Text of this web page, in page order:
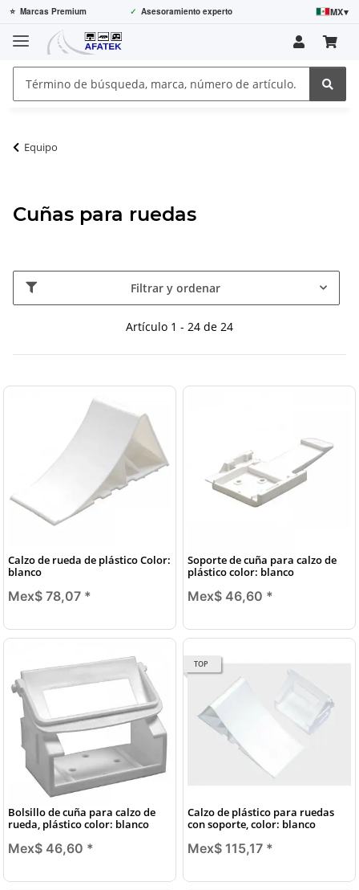
⭐ Marcas Premium ✓ Asesoramiento experto MX▾
Equipo
Cuñas para ruedas
Filtrar y ordenar
Artículo 1 - 24 de 24
Calzo de rueda de plástico Color:
blanco
Mex$ 78,07 *
Soporte de cuña para calzo de
plástico color: blanco
Mex$ 46,60 *
Bolsillo de cuña para calzo de
rueda, plástico color: blanco
Mex$ 46,60 *
TOP
Calzo de plástico para ruedas
con soporte, color: blanco
Mex$ 115,17 *